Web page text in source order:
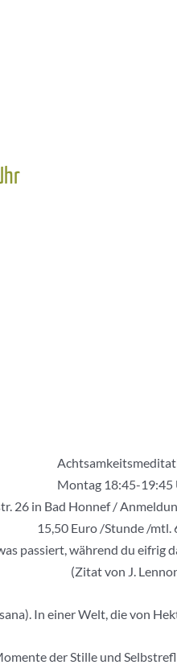
Montag 18:45-19:45
26 in Bad Honnef /
15,50 Euro /Stunde /mtl.
passiert, während du eifrig
(Zitat von J.
In einer Welt, die von
der Stille und